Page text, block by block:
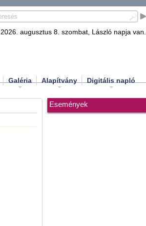
2026. augusztus 8. szombat, László napja van.
Galéria Alapítvány Digitális napló
Események